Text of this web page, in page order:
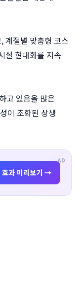
계절별 맞춤형 코스
설 현대화를 지속
고 있음을 많은
이 조화된 상생
AD
효과 미리보기 →